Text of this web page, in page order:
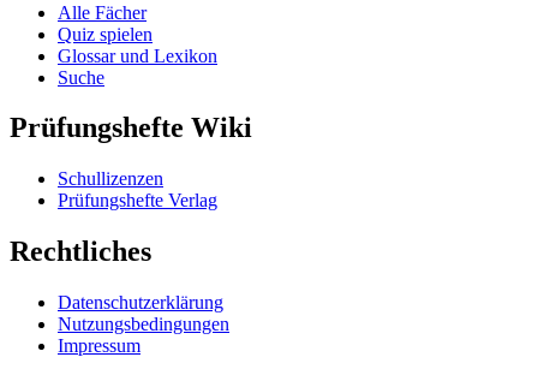
Alle Fächer
Quiz spielen
Glossar und Lexikon
Suche
Prüfungshefte Wiki
Schullizenzen
Prüfungshefte Verlag
Rechtliches
Datenschutzerklärung
Nutzungsbedingungen
Impressum